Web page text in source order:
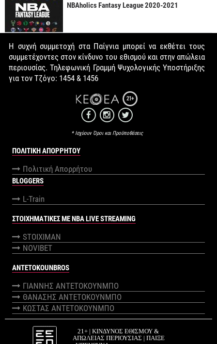
NBAholics Fantasy League 2020-2021
Η συχνή συμμετοχή στα Παίγνια μπορεί να εκθέτει τους
συμμετέχοντες στον κίνδυνο του εθισμού και στην απώλεια
περιουσίας. Τηλεφωνική Γραμμή Ψυχολογικής Υποστήριξης
για τον Τζόγο: 1454 & 1456
21+
* Ισχύουν Όροι και Προϋποθέσεις
ΠΟΛΙΤΙΚΉ ΑΠΟΡΡΉΤΟΥ
Πολιτική Απορρήτου
BLOGGERS
L-Train
ΣΤΟΙΧΗΜΑΤΙΚΕΣ ΜΕ NBA LIVE STREAMING
STOIXIMAN
NOVIBET
ANTETOKOUNBROS
ΓΙΑΝΝΗΣ ΑΝΤΕΤΟΚΟΥΝΜΠΟ
ΘΑΝΑΣΗΣ ΑΝΤΕΤΟΚΟΥΝΜΠΟ
ΚΩΣΤΑΣ ΑΝΤΕΤΟΚΟΥΝΜΠΟ